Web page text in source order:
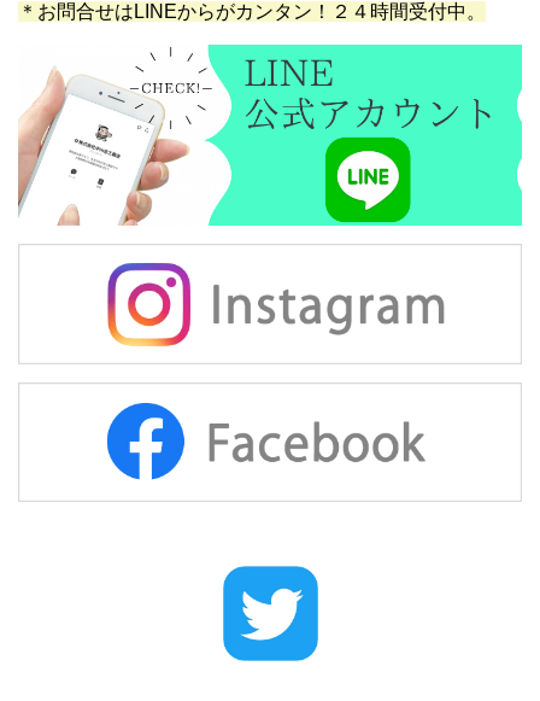
＊お問合せはLINEからがカンタン！２４時間受付中。